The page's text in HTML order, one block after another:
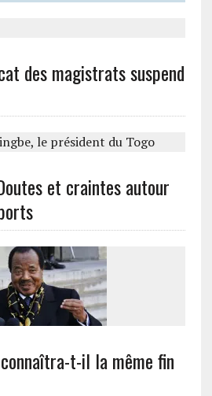
des magistrats suspend
et craintes autour
t-il la même fin